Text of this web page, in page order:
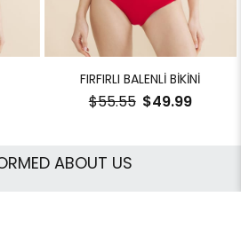
FIRFIRLI BALENLİ BİKİNİ
$49.99
$55.55
ABOUT US